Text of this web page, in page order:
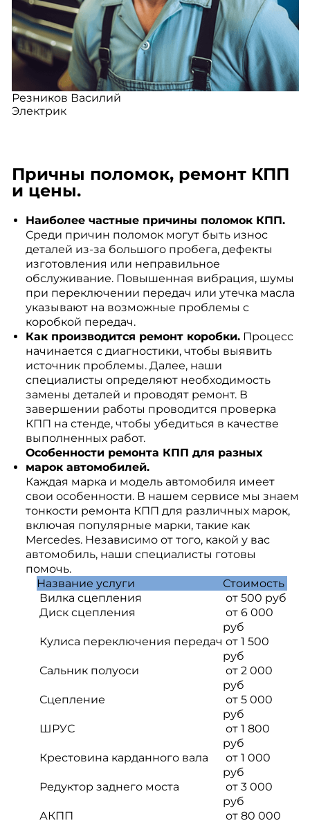
Резников Василий
Электрик
Причны поломок, ремонт КПП
и цены.
Наиболее частные причины поломок КПП.
Среди причин поломок могут быть износ
деталей из-за большого пробега, дефекты
изготовления или неправильное
обслуживание. Повышенная вибрация, шумы
при переключении передач или утечка масла
указывают на возможные проблемы с
коробкой передач.
Как производится ремонт коробки.Процесс
начинается с диагностики, чтобы выявить
источник проблемы. Далее, наши
специалисты определяют необходимость
замены деталей и проводят ремонт. В
завершении работы проводится проверка
КПП на стенде, чтобы убедиться в качестве
выполненных работ.
Особенности ремонта КПП для разных
марок автомобилей.
Каждая марка и модель автомобиля имеет
свои особенности. В нашем сервисе мы знаем
тонкости ремонта КПП для различных марок,
включая популярные марки, такие как
Mercedes. Независимо от того, какой у вас
автомобиль, наши специалисты готовы
помочь.
Название услуги
Стоимость
Вилка сцепления
от 500 руб
Диск сцепления
от 6 000
руб
Кулиса переключения передач от 1 500
руб
Сальник полуоси
от 2 000
руб
Сцепление
от 5 000
руб
ШРУС
от 1 800
руб
Крестовина карданного вала
от 1 000
руб
Редуктор заднего моста
от 3 000
руб
АКПП
от 80 000